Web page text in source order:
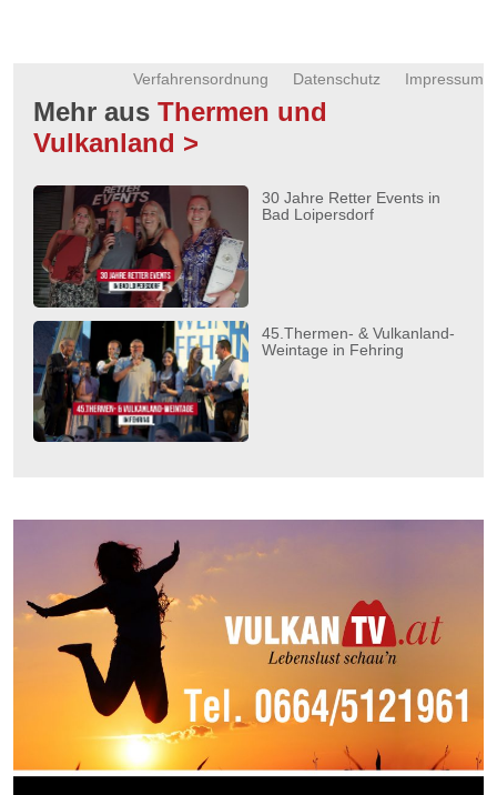
Impressum
Datenschutz
Verfahrensordnung
Mehr aus Thermen und
Vulkanland >
30 Jahre Retter Events in
Bad Loipersdorf
45.Thermen- & Vulkanland-
Weintage in Fehring